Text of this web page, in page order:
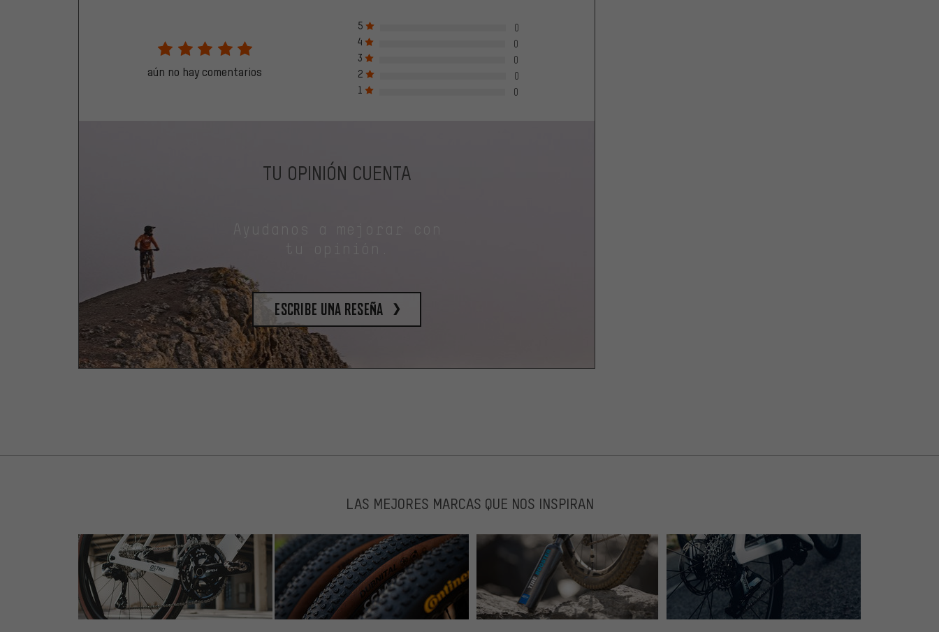
aún no hay comentarios
5
0
4
0
3
0
2
0
1
0
TU OPINIÓN CUENTA
tu opinión.
escribe una reseña
LAS MEJORES MARCAS QUE NOS INSPIRAN